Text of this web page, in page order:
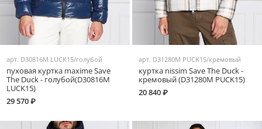
арт. D30816M LUCK15/голубой
пуховая куртка maxime Save
The Duck - голубой(D30816M
LUCK15)
29 570 ₽
арт. D31280M PUCK15/кремовый
куртка nissim Save The Duck -
кремовый (D31280M PUCK15)
20 840 ₽